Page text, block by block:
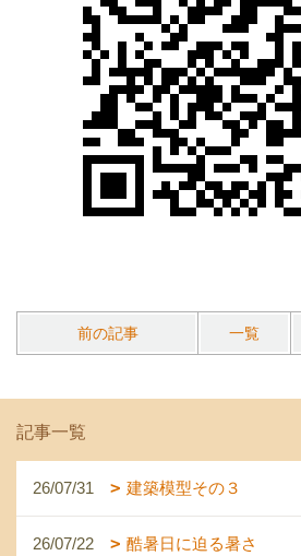
前の記事 一覧
記事一覧
26/07/31 建築模型その３
26/07/22 酷暑日に迫る暑さ